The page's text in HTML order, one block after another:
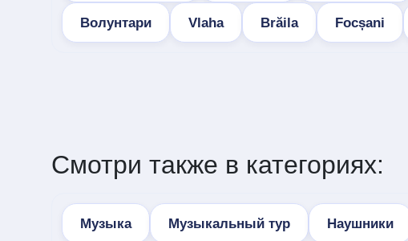
Волунтари Vlaha Brăila Focșani
Смотри также в категориях:
Музыка Музыкальный тур Наушники